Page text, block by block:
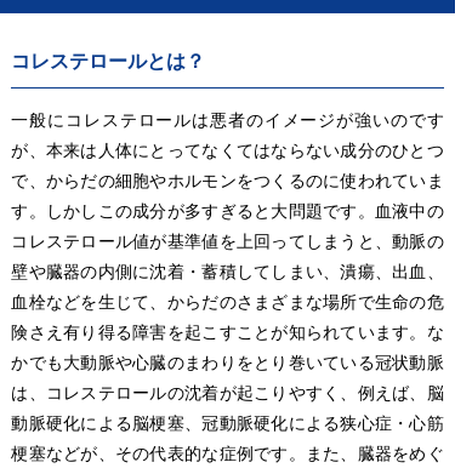
コレステロールとは？
一般にコレステロールは悪者のイメージが強いのです
が、本来は人体にとってなくてはならない成分のひとつ
で、からだの細胞やホルモンをつくるのに使われていま
す。しかしこの成分が多すぎると大問題です。血液中の
コレステロール値が基準値を上回ってしまうと、動脈の
壁や臓器の内側に沈着・蓄積してしまい、潰瘍、出血、
血栓などを生じて、からだのさまざまな場所で生命の危
険さえ有り得る障害を起こすことが知られています。な
かでも大動脈や心臓のまわりをとり巻いている冠状動脈
は、コレステロールの沈着が起こりやすく、例えば、脳
動脈硬化による脳梗塞、冠動脈硬化による狭心症・心筋
梗塞などが、その代表的な症例です。また、臓器をめぐ